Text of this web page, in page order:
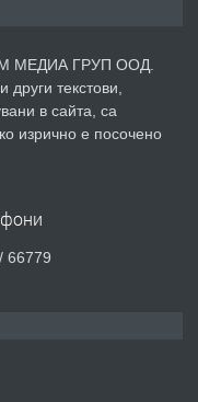
преди 1 година
МЕДИА ГРУП ООД.
текстови,
в сайта, са
изрично е посочено
66779